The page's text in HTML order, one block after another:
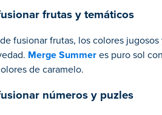
frutas y temáticos
fusionar frutas, los colores
Merge Summer es puro sol
de caramelo.
números y puzles